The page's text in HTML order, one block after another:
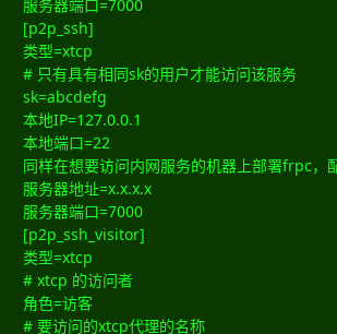
服务器端口=7000
[p2p_ssh]
类型=xtcp
# 只有具有相同sk的用户才能访问该服务
sk=abcdefg
本地IP=127.0.0.1
本地端口=22
同样在想要访问内网服务的机器上部署frpc，
服务器地址=x.x.x.x
服务器端口=7000
[p2p_ssh_visitor]
类型=xtcp
# xtcp 的访问者
角色=访客
# 要访问的xtcp代理的名称